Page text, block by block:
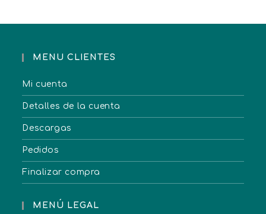
MENU CLIENTES
Mi cuenta
Detalles de la cuenta
Descargas
Pedidos
Finalizar compra
MENÚ LEGAL